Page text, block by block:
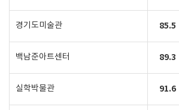
경기도미술관 85.5
백남준아트센터 89.3
실학박물관 91.6